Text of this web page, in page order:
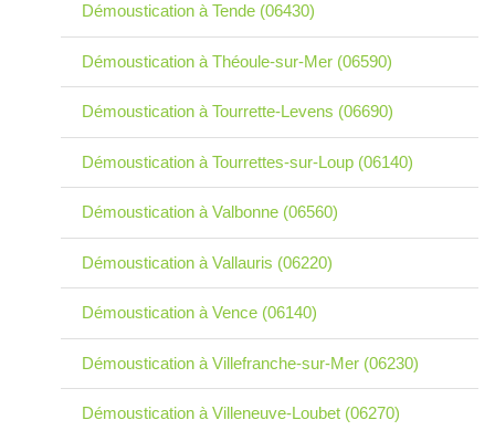
Démoustication à Tende (06430)
Démoustication à Théoule-sur-Mer (06590)
Démoustication à Tourrette-Levens (06690)
Démoustication à Tourrettes-sur-Loup (06140)
Démoustication à Valbonne (06560)
Démoustication à Vallauris (06220)
Démoustication à Vence (06140)
Démoustication à Villefranche-sur-Mer (06230)
Démoustication à Villeneuve-Loubet (06270)